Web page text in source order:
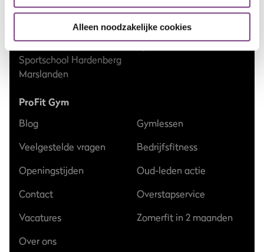
Alleen noodzakelijke cookies
Sportschool Epe
Sportschool Hardenberg
Marslanden
Sportschool Zwolle
Stadshagen
Sportschool Zwolle Zuid
ProFit Gym
Blog
Veelgestelde vragen
Openingstijden
Contact
Vacatures
Over ons
Gymlessen
Bedrijfsfitness
Oud-leden actie
Overstapservice
Zomerfit in 2 maanden